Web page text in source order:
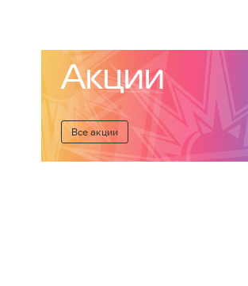
Акции
Все акции